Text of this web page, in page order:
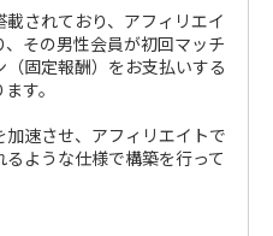
されており、アフィリエイ
その男性会員が初回マッチ
固定報酬）をお支払いする
す。
速させ、アフィリエイトで
ような仕様で構築を行って